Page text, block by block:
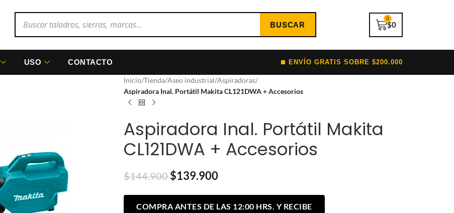
$0
0
USO CONTACTO ENVÍO GRATIS SOBRE $200.000
Inicio/Tienda/Aseo industrial/Aspiradoras/
Aspiradora Inal. Portátil Makita CL121DWA + Accesorios
Aspiradora Inal. Portátil Makita
CL121DWA + Accesorios
$144.900 $139.900
COMPRA ANTES DE LAS 12:00 HRS. Y RECIBE